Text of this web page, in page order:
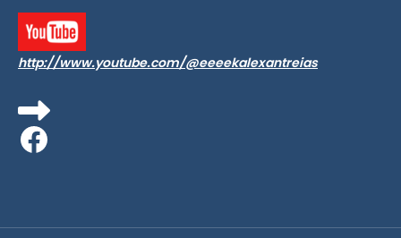
http://www.youtube.com/@eeeekalexantreias
Facebook